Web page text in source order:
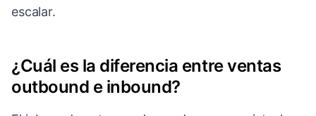
escalar.
¿Cuál es la diferencia entre ventas
outbound e inbound?